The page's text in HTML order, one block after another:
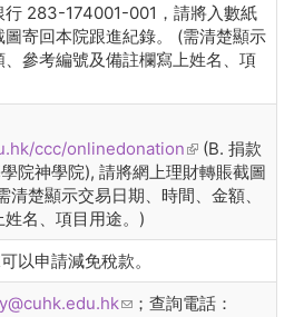
行 283-174001-001，請將入數紙
寄回本院跟進紀錄。 (需清楚顯示
參考編號及備註欄寫上姓名、項
ccc/onlinedonation(link is
external)
(B. 捐款
院神學院), 請將網上理財轉賬截圖
楚顯示交易日期、時間、金額、
名、項目用途。)
以申請減免稅款。
(link sends e-mail)
；查詢電話：